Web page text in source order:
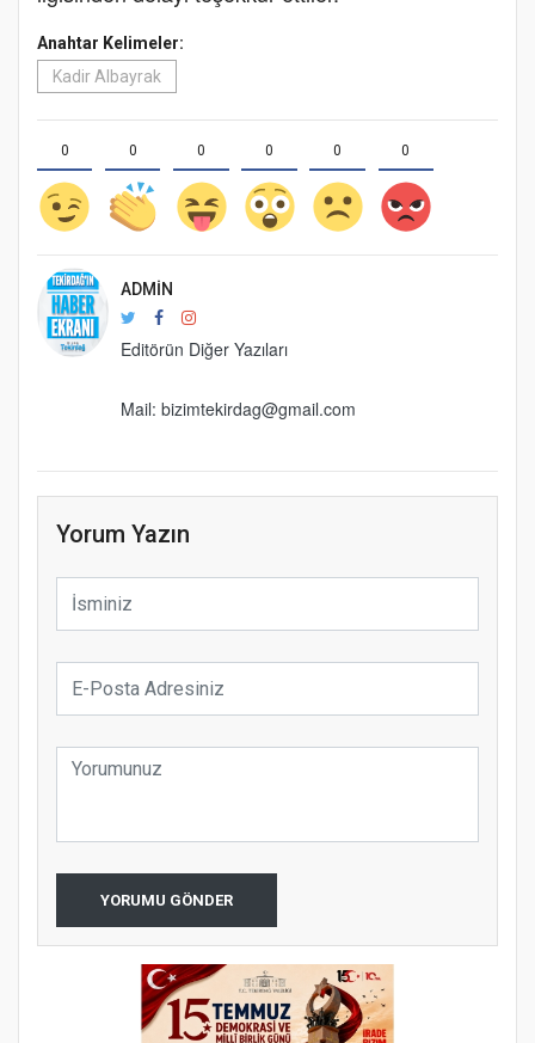
Anahtar Kelimeler:
Kadir Albayrak
0 0 0 0 0 0
ADMIN
Editörün Diğer Yazıları
Mail: bizimtekirdag@gmail.com
Yorum Yazın
YORUMU GÖNDER